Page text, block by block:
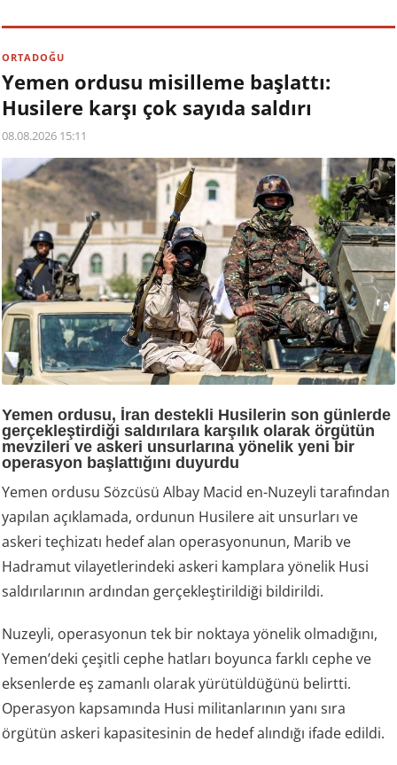
ORTADOĞU
Yemen ordusu misilleme başlattı:
Husilere karşı çok sayıda saldırı
08.08.2026 15:11
Yemen ordusu, İran destekli Husilerin son günlerde
gerçekleştirdiği saldırılara karşılık olarak örgütün
mevzileri ve askeri unsurlarına yönelik yeni bir
operasyon başlattığını duyurdu
Yemen ordusu Sözcüsü Albay Macid en-Nuzeyli tarafından
yapılan açıklamada, ordunun Husilere ait unsurları ve
askeri teçhizatı hedef alan operasyonunun, Marib ve
Hadramut vilayetlerindeki askeri kamplara yönelik Husi
saldırılarının ardından gerçekleştirildiği bildirildi.
Nuzeyli, operasyonun tek bir noktaya yönelik olmadığını,
Yemen’deki çeşitli cephe hatları boyunca farklı cephe ve
eksenlerde eş zamanlı olarak yürütüldüğünü belirtti.
Operasyon kapsamında Husi militanlarının yanı sıra
örgütün askeri kapasitesinin de hedef alındığı ifade edildi.